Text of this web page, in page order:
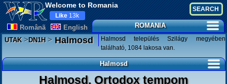
Welcome to Romania
Românã English
Like 13k
ROMANIA
UTAK>DN1H>Halmosd
Halmosd település Szilágy megyében
található, 1084 lakosa van.
Halmosd
Halmosd, Ortodox tempom